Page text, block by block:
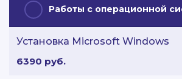
Работы с операционной
Установка Microsoft Windows
6390 руб.